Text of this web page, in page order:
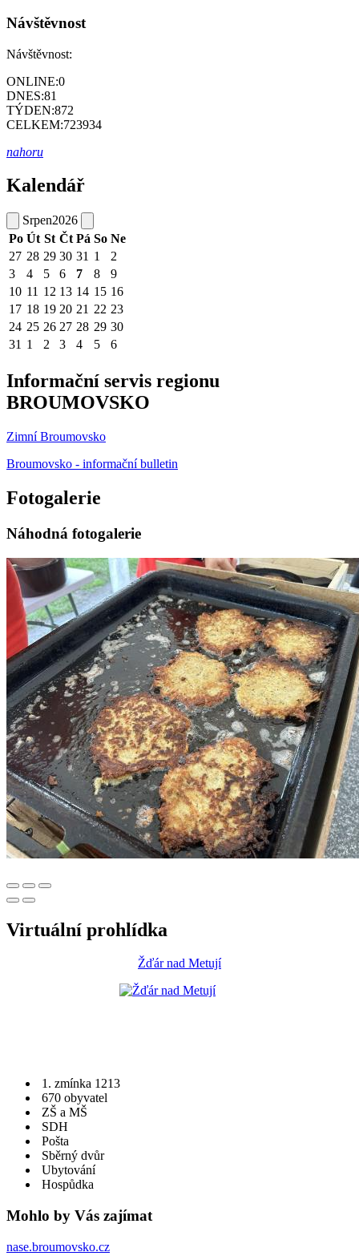
Návštěvnost
Návštěvnost:
ONLINE:0
DNES:81
TÝDEN:872
CELKEM:723934
nahoru
Kalendář
Srpen2026
Po Út St Čt Pá So Ne
27 28 29 30 31 1
2
3
4 5 6 7 8
9
10 11 12 13 14 15 16
17 18 19 20 21 22 23
24 25 26 27 28 29 30
31 1 2 3 4 5 6
Informační servis regionu
BROUMOVSKO
Zimní Broumovsko
Broumovsko - informační bulletin
Fotogalerie
Náhodná fotogalerie
Virtuální prohlídka
Žďár nad Metují
1. zmínka 1213
670 obyvatel
ZŠ a MŠ
SDH
Pošta
Sběrný dvůr
Ubytování
Hospůdka
Mohlo by Vás zajímat
nase.broumovsko.cz